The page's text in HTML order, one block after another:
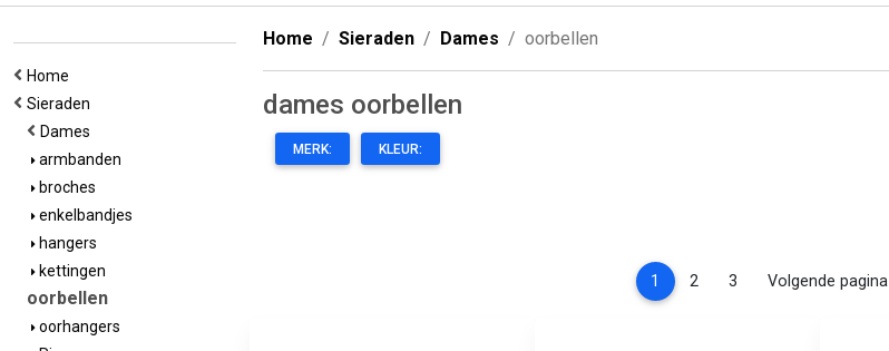
Home
Sieraden
Dames
armbanden
broches
enkelbandjes
hangers
kettingen
oorbellen
oorhangers
Home Sieraden Dames oorbellen
dames oorbellen
MERK: KLEUR:
1 (current)
2 3 Volgende pagina